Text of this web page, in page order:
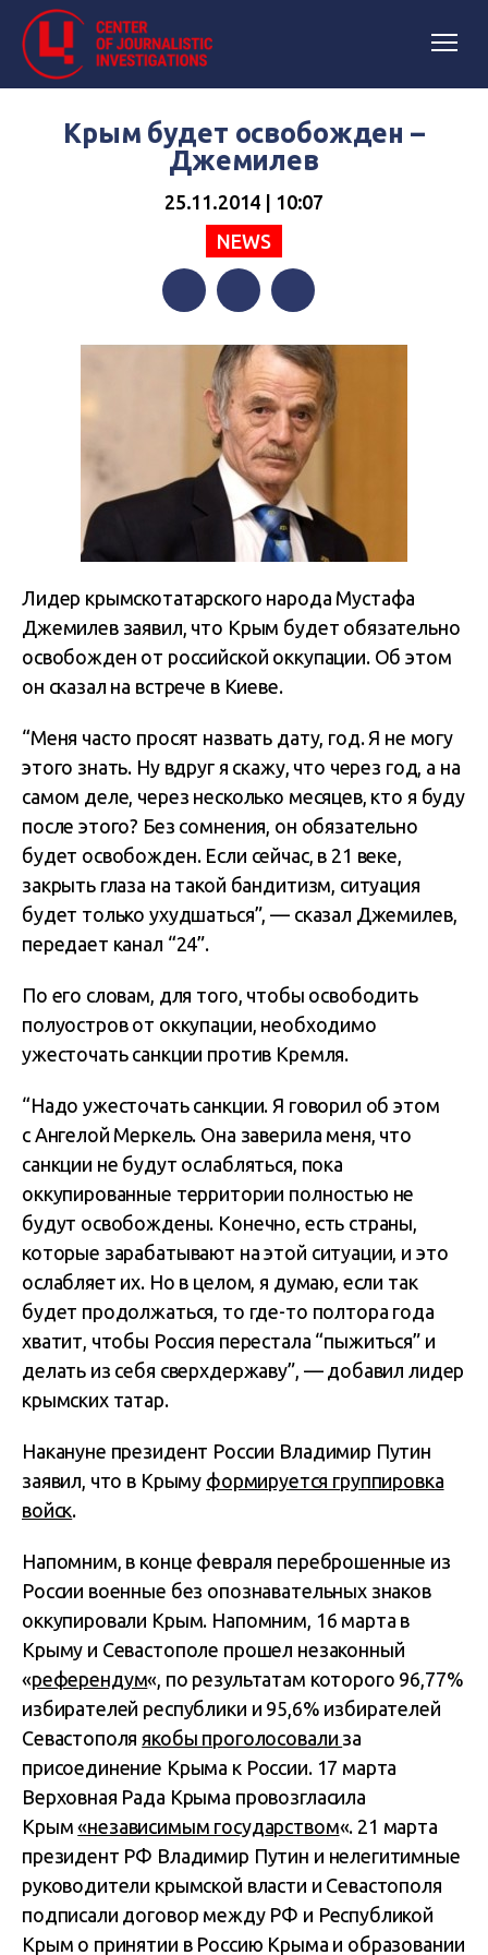
Крым будет освобожден –
Джемилев
25.11.2014 | 10:07
NEWS
Лидер крымскотатарского народа Мустафа
Джемилев заявил, что Крым будет обязательно
освобожден от российской оккупации. Об этом
он сказал на встрече в Киеве.
“Меня часто просят назвать дату, год. Я не могу
этого знать. Ну вдруг я скажу, что через год, а на
самом деле, через несколько месяцев, кто я буду
после этого? Без сомнения, он обязательно
будет освобожден. Если сейчас, в 21 веке,
закрыть глаза на такой бандитизм, ситуация
будет только ухудшаться”, — сказал Джемилев,
передает канал “24”.
По его словам, для того, чтобы освободить
полуостров от оккупации, необходимо
ужесточать санкции против Кремля.
“Надо ужесточать санкции. Я говорил об этом
с Ангелой Меркель. Она заверила меня, что
санкции не будут ослабляться, пока
оккупированные территории полностью не
будут освобождены. Конечно, есть страны,
которые зарабатывают на этой ситуации, и это
ослабляет их. Но в целом, я думаю, если так
будет продолжаться, то где-то полтора года
хватит, чтобы Россия перестала “пыжиться” и
делать из себя сверхдержаву”, — добавил лидер
крымских татар.
Накануне президент России Владимир Путин
заявил, что в Крыму формируется группировка
войск.
Напомним, в конце февраля переброшенные из
России военные без опознавательных знаков
оккупировали Крым. Напомним, 16 марта в
Крыму и Севастополе прошел незаконный
«референдум«, по результатам которого 96,77%
избирателей республики и 95,6% избирателей
Севастополя якобы проголосовали за
присоединение Крыма к России. 17 марта
Верховная Рада Крыма провозгласила
Крым«независимым государством«. 21 марта
президент РФ Владимир Путин и нелегитимные
руководители крымской власти и Севастополя
подписали договор между РФ и Республикой
Крым о принятии в Россию Крыма и образовании